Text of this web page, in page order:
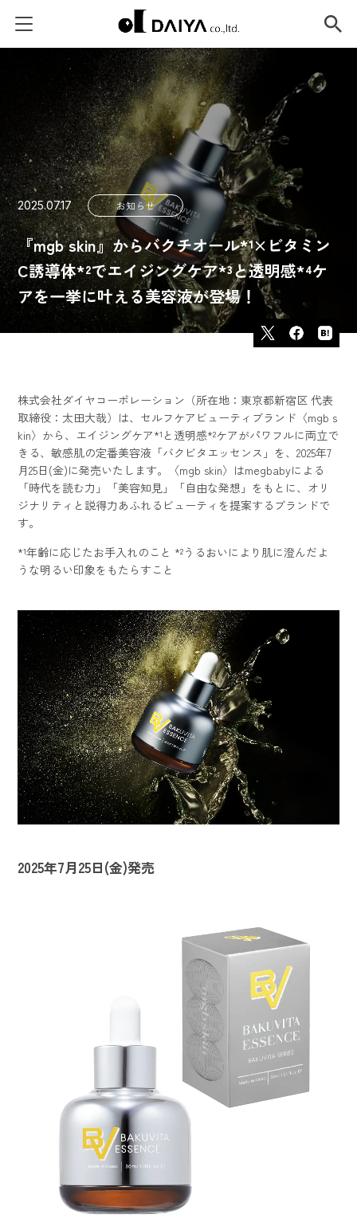
2025.07.17 お知らせ
『mgb skin』からバクチオール*¹×ビタミン
C誘導体*²でエイジングケア*³と透明感*⁴ケ
アを一挙に叶える美容液が登場！
株式会社ダイヤコーポレーション（所在地：東京都新宿区 代表
取締役：太田大哉）は、セルフケアビューティブランド〈mgb s
kin〉から、エイジングケア*¹と透明感*²ケアがパワフルに両立で
きる、敏感肌の定番美容液「バクビタエッセンス」を、2025年7
月25日(金)に発売いたします。〈mgb skin〉はmegbabyによる
「時代を読む力」「美容知見」「自由な発想」をもとに、オリ
ジナリティと説得力あふれるビューティを提案するブランドで
す。
*¹年齢に応じたお手入れのこと *²うるおいにより肌に澄んだよ
うな明るい印象をもたらすこと
2025年7月25日(金)発売